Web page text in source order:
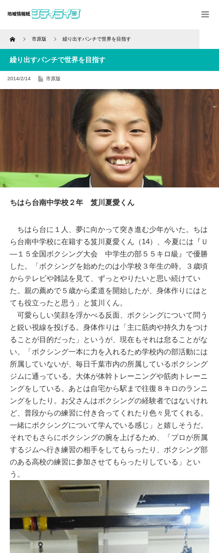
Home 市原版 繰り出すパンチで世界を目指す
繰り出すパンチで世界を目指す
2014/2/14 市原版
ちはら台南中学校２年 笈川夏愛くん
ちはら台に１人、夢に向かって突き進む少年がいた。ちは
ら台南中学校に在籍する笈川夏愛くん（14）、今夏には『Ｕ
―１５全国ボクシング大会 中学生の部５５キロ級』で優勝
した。「ボクシングを始めたのは小学校３年生の時。３歳頃
からテレビや雑誌を見て、ずっとやりたいと思い続けてい
た。親の薦めで５歳から柔道を開始したが、身体作りにはと
ても役立ったと思う」と笈川くん。
可愛らしい笑顔を浮かべる反面、ボクシングについて問う
と鋭い視線を投げる。身体作りは「主に筋肉や持久力をつけ
ることが目的だった」というが、現在もそれは怠ることがな
い。「ボクシング一本に力を入れるため学校内の部活動には
所属していないが、毎日千葉市内の所属しているボクシング
ジムに通っている。大体が体幹トレーニングや筋肉トレーニ
ングをしている。あとは自宅から駅まで往復８キロのランニ
ングをしたり。お父さんはボクシングの経験者ではないけれ
ど、普段からの練習に付き合ってくれたり色々見てくれる。
一緒にボクシングについて学んでいる感じ」と嬉しそうだ。
それでもさらにボクシングの腕を上げるため、「プロが所属
するジムへ行き練習の相手をしてもらったり、ボクシング部
のある高校の練習に参加させてもらったりしている」とい
う。